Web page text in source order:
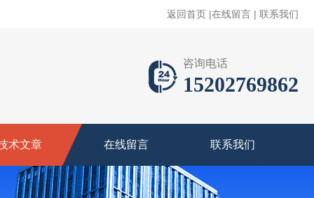
返回首页 |在线留言 | 联系我们
咨询电话
15202769862
术文章 在线留言 联系我们